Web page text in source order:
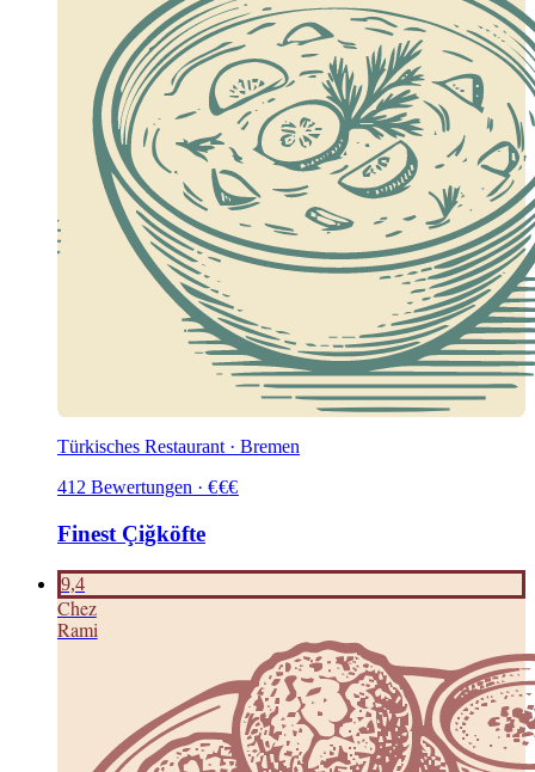
Türkisches Restaurant · Bremen
412 Bewertungen · €€€
Finest Çiğköfte
9,4
Chez
Rami